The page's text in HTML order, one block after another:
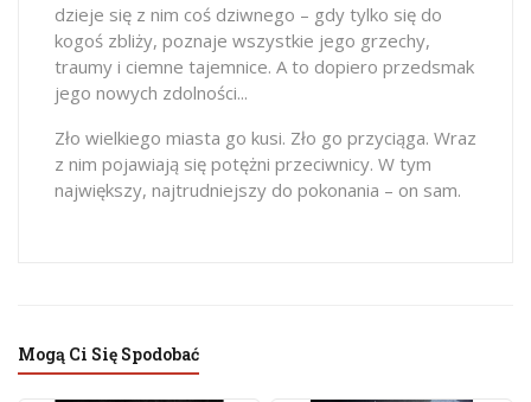
dzieje się z nim coś dziwnego – gdy tylko się do
kogoś zbliży, poznaje wszystkie jego grzechy,
traumy i ciemne tajemnice. A to dopiero przedsmak
jego nowych zdolności...
Zło wielkiego miasta go kusi. Zło go przyciąga. Wraz
z nim pojawiają się potężni przeciwnicy. W tym
największy, najtrudniejszy do pokonania – on sam.
Mogą Ci Się Spodobać